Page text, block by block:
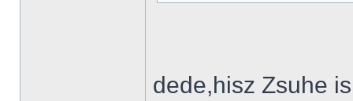
dede,hisz Zsuhe